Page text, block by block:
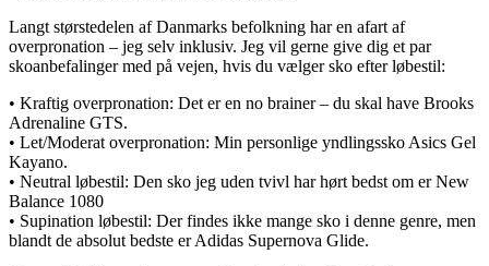
Langt størstedelen af Danmarks befolkning har en afart af
overpronation – jeg selv inklusiv. Jeg vil gerne give dig et par
skoanbefalinger med på vejen, hvis du vælger sko efter løbestil:
• Kraftig overpronation: Det er en no brainer – du skal have Brooks
Adrenaline GTS.
• Let/Moderat overpronation: Min personlige yndlingssko Asics Gel
Kayano.
• Neutral løbestil: Den sko jeg uden tvivl har hørt bedst om er New
Balance 1080
• Supination løbestil: Der findes ikke mange sko i denne genre, men
blandt de absolut bedste er Adidas Supernova Glide.